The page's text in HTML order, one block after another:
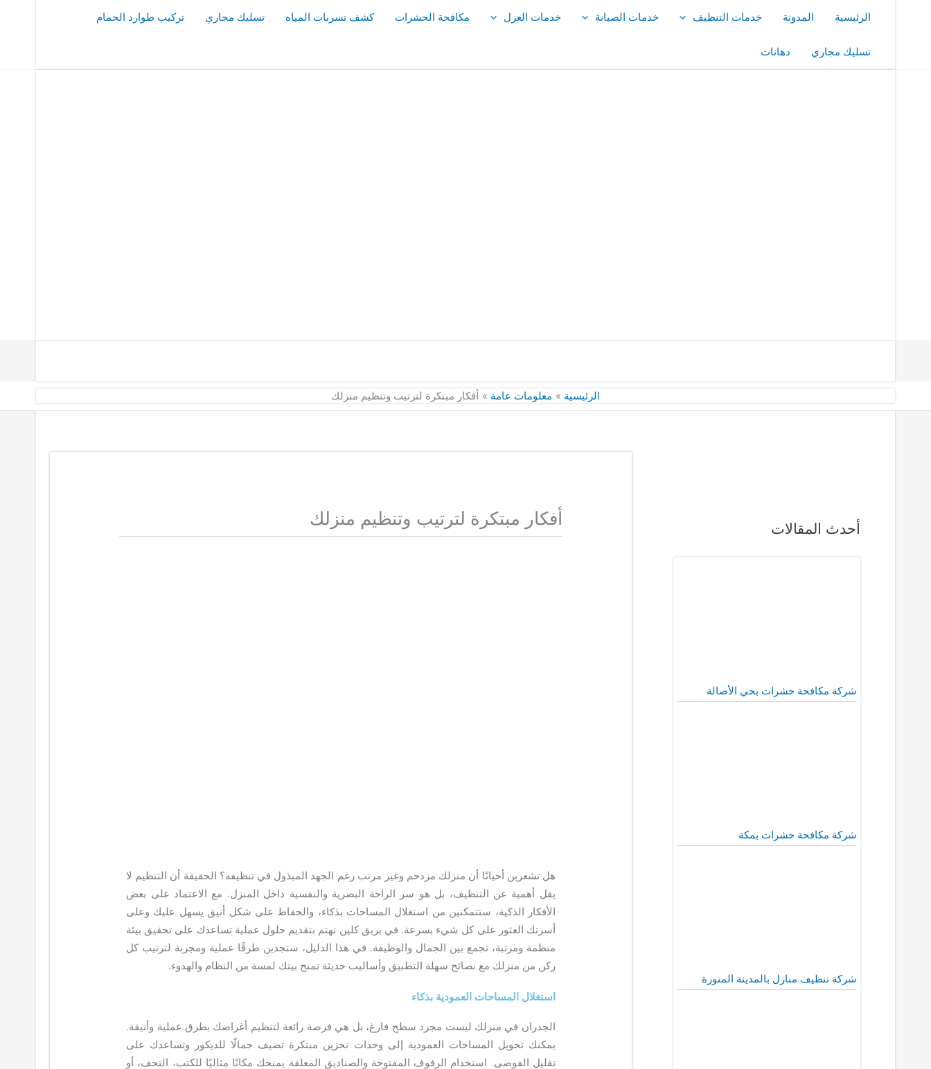
الرئيسية المدونة خدمات التنظيف خدمات الصيانة خدمات العزل مكافحة الحشرات كشف تسربات المياه تسليك مجاري تركيب طوارد الحمام
تسليك مجاري دهانات
الرئيسية معلومات عامة أفكار مبتكرة لترتيب وتنظيم منزلك
أحدث المقالات
شركة مكافحة حشرات بحي الأصالة
شركة مكافحة حشرات بمكة
شركة تنظيف منازل بالمدينة المنورة
أفكار مبتكرة لترتيب وتنظيم منزلك
هل تشعرين أحيانًا أن منزلك مزدحم وغير مرتب رغم الجهد المبذول في تنظيفه؟ الحقيقة أن التنظيم لا
يقل أهمية عن التنظيف، بل هو سر الراحة البصرية والنفسية داخل المنزل. مع الاعتماد على بعض
الأفكار الذكية، ستتمكنين من استغلال المساحات بذكاء، والحفاظ على شكل أنيق يسهل عليك وعلى
أسرتك العثور على كل شيء بسرعة. في بريق كلين نهتم بتقديم حلول عملية تساعدك على تحقيق بيئة
منظمة ومرتبة، تجمع بين الجمال والوظيفة. في هذا الدليل، ستجدين طرقًا عملية ومجربة لترتيب كل
ركن من منزلك مع نصائح سهلة التطبيق وأساليب حديثة تمنح بيتك لمسة من النظام والهدوء.
استغلال المساحات العمودية بذكاء
الجدران في منزلك ليست مجرد سطح فارغ، بل هي فرصة رائعة لتنظيم أغراضك بطرق عملية وأنيقة.
يمكنك تحويل المساحات العمودية إلى وحدات تخزين مبتكرة تضيف جمالًا للديكور وتساعدك على
تقليل الفوضى. استخدام الرفوف المفتوحة والصناديق المعلقة يمنحك مكانًا مثاليًا للكتب، التحف، أو